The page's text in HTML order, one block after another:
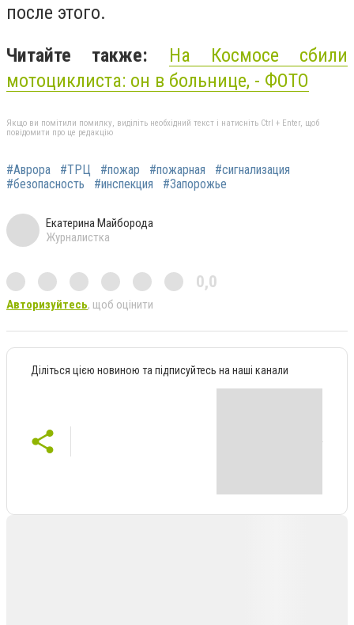
после этого.
Читайте также: На Космосе сбили
мотоциклиста: он в больнице, - ФОТО
Якщо ви помітили помилку, виділіть необхідний текст і натисніть Ctrl + Enter, щоб
повідомити про це редакцію
#Аврора #ТРЦ #пожар #пожарная
#сигнализация
#безопасность
#инспекция #Запорожье
Екатерина Майборода
Журналистка
0,0
Авторизуйтесь, щоб оцінити
Діліться цією новиною та підписуйтесь на наші канали